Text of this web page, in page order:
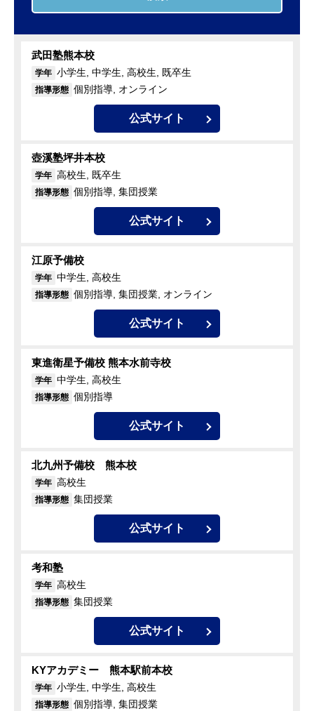
武田塾熊本校
学年 小学生, 中学生, 高校生, 既卒生
指導形態 個別指導, オンライン
公式サイト
壺溪塾坪井本校
学年 高校生, 既卒生
指導形態 個別指導, 集団授業
公式サイト
江原予備校
学年 中学生, 高校生
指導形態 個別指導, 集団授業, オンライン
公式サイト
東進衛星予備校 熊本水前寺校
学年 中学生, 高校生
指導形態 個別指導
公式サイト
北九州予備校 熊本校
学年 高校生
指導形態 集団授業
公式サイト
考和塾
学年 高校生
指導形態 集団授業
公式サイト
KYアカデミー 熊本駅前本校
学年 小学生, 中学生, 高校生
指導形態 個別指導, 集団授業